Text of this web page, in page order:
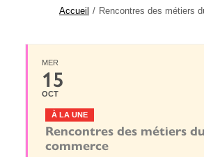
Nos ressources
La Cité au quotidien
Infos pratiques / Contact
Accueil Rencontres des métiers
MER
15
OCT
À LA UNE
Rencontres des métiers du
commerce